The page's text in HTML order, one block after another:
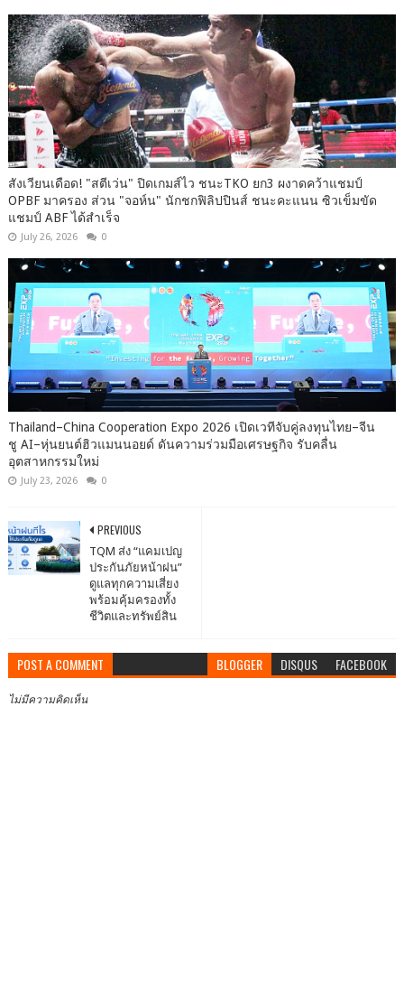
สังเวียนเดือด! "สตีเว่น" ปิดเกมส์ไว ชนะTKO ยก3 ผงาดคว้าแชมป์
OPBF มาครอง ส่วน "จอห์น" นักชกฟิลิปปินส์ ชนะคะแนน ซิวเข็มขัด
แชมป์ ABF ได้สำเร็จ
July 26, 2026 0
Thailand–China Cooperation Expo 2026 เปิดเวทีจับคู่ลงทุนไทย–จีน
ชู AI–หุ่นยนต์ฮิวแมนนอยด์ ดันความร่วมมือเศรษฐกิจ รับคลื่น
อุตสาหกรรมใหม่
July 23, 2026 0
PREVIOUS
TQM ส่ง “แคมเปญ
ประกันภัยหน้าฝน”
ดูแลทุกความเสี่ยง
พร้อมคุ้มครองทั้ง
ชีวิตและทรัพย์สิน
POST A COMMENT BLOGGER DISQUS FACEBOOK
ไม่มีความคิดเห็น